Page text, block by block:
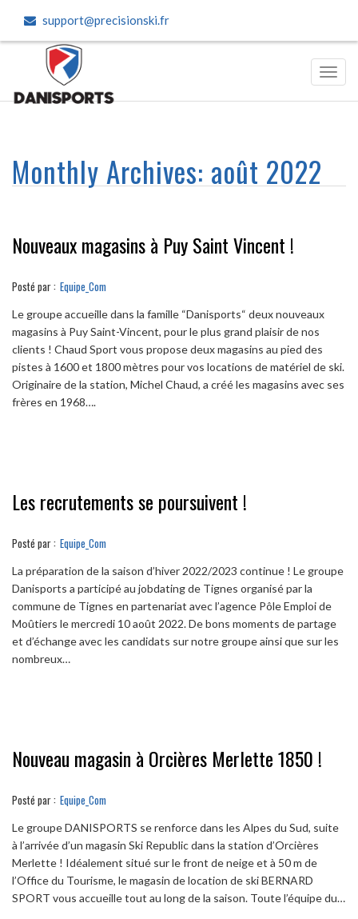
support@precisionski.fr
Monthly Archives: août 2022
Nouveaux magasins à Puy Saint Vincent !
Posté par : Equipe_Com
Le groupe accueille dans la famille “Danisports“ deux nouveaux
magasins à Puy Saint-Vincent, pour le plus grand plaisir de nos
clients ! Chaud Sport vous propose deux magasins au pied des
pistes à 1600 et 1800 mètres pour vos locations de matériel de ski.
Originaire de la station, Michel Chaud, a créé les magasins avec ses
frères en 1968….
Les recrutements se poursuivent !
Posté par : Equipe_Com
La préparation de la saison d’hiver 2022/2023 continue ! Le groupe
Danisports a participé au jobdating de Tignes organisé par la
commune de Tignes en partenariat avec l’agence Pôle Emploi de
Moûtiers le mercredi 10 août 2022. De bons moments de partage
et d’échange avec les candidats sur notre groupe ainsi que sur les
nombreux…
Nouveau magasin à Orcières Merlette 1850 !
Posté par : Equipe_Com
Le groupe DANISPORTS se renforce dans les Alpes du Sud, suite
à l’arrivée d’un magasin Ski Republic dans la station d’Orcières
Merlette ! Idéalement situé sur le front de neige et à 50 m de
l’Office du Tourisme, le magasin de location de ski BERNARD
SPORT vous accueille tout au long de la saison. Toute l’équipe du…